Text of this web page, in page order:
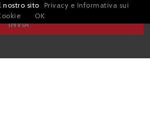
nostro sito
Privacy e Informativa sui
OK